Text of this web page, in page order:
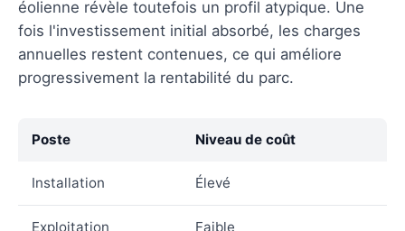
éolienne révèle toutefois un profil atypique. Une
fois l'investissement initial absorbé, les charges
annuelles restent contenues, ce qui améliore
progressivement la rentabilité du parc.
Poste Niveau de coût
Installation Élevé
Exploitation Faible